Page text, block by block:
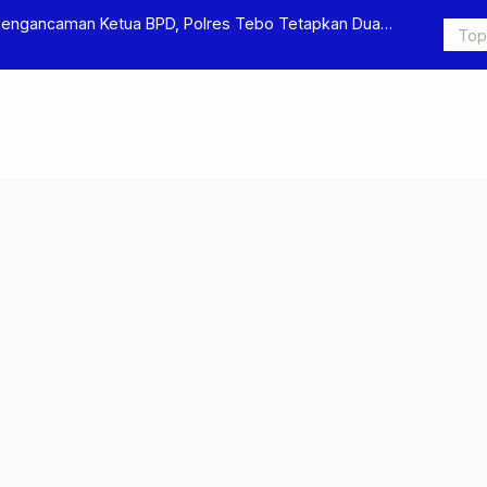
Ketua BPD, Polres Tebo Tetapkan Dua
Polres